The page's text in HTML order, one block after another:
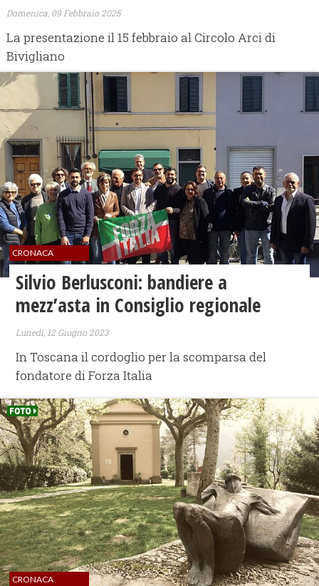
Domenica, 09 Febbraio 2025
La presentazione il 15 febbraio al Circolo Arci di
Bivigliano
CRONACA
Silvio Berlusconi: bandiere a
mezz’asta in Consiglio regionale
Lunedì, 12 Giugno 2023
In Toscana il cordoglio per la scomparsa del
fondatore di Forza Italia
CRONACA